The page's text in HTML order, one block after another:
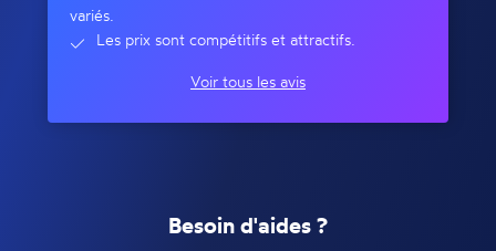
variés.
Les prix sont compétitifs et attractifs.
Voir tous les avis
Besoin d'aides ?